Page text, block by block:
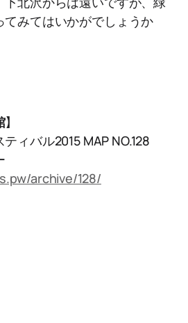
みてはいかがでしょうか
】
ィバル2015 MAP NO.128
archive/128/